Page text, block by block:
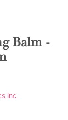
Balm -
Inc.